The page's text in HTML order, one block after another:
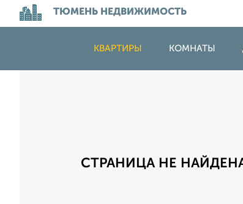
ТЮМЕНЬ НЕДВИЖИМОСТЬ
КВАРТИРЫ КОМНАТЫ
СТРАНИЦА НЕ